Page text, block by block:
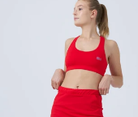
Pflegehinweise:
mit ähnlichen
verwenden. Nicht
126588-500